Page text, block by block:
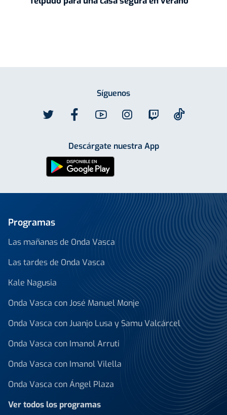
Síguenos
Descárgate nuestra App
Programas
Las mañanas de Onda Vasca
Las tardes de Onda Vasca
Kale Nagusia
Onda Vasca con José Manuel Monje
Onda Vasca con Juanjo Lusa y Samu Valcárcel
Onda Vasca con Imanol Arruti
Onda Vasca con Imanol Vilella
Onda Vasca con Ángel Plaza
Ver todos los programas